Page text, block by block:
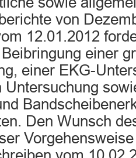
von
12.01.2012
einer
einer EKG-
Untersuchung
Den Wunsch